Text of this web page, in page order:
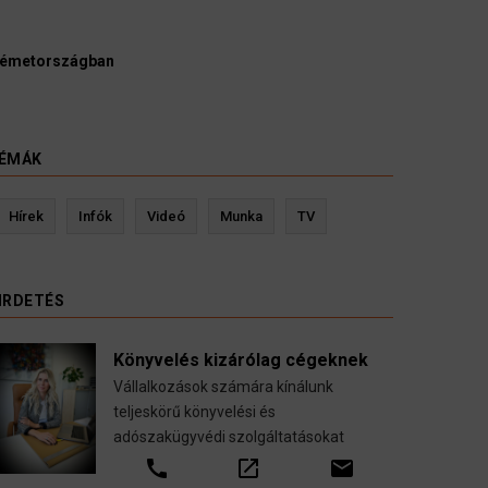
költöztetése
Kevin Ressler biztosítási szakértő
Hírek Infók Videó Munka TV
Könyvelés kizárólag cégeknek
Vállalkozások számára kínálunk
teljeskörű könyvelési és
adószakügyvédi szolgáltatásokat
call open_in_new email